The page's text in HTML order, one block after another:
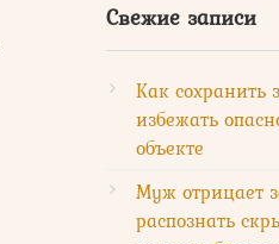
Свежие записи
Как сохранить
избежать
объекте
Муж отрицает
распознать